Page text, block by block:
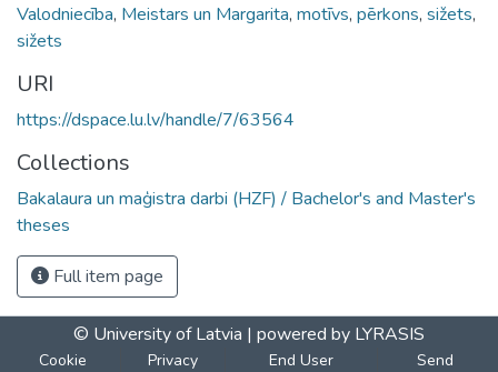
Valodniecība, Meistars un Margarita, motīvs, pērkons, sižets,
sižets
URI
https://dspace.lu.lv/handle/7/63564
Collections
Bakalaura un maģistra darbi (HZF) / Bachelor's and Master's
theses
Full item page
© University of Latvia | powered by LYRASIS
Cookie Privacy End User Send